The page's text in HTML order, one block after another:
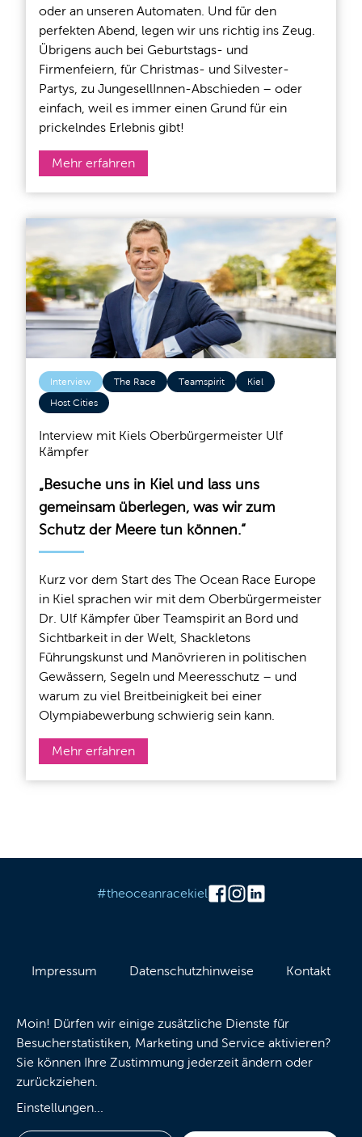
oder an unseren Automaten. Und für den
perfekten Abend, legen wir uns richtig ins Zeug.
Übrigens auch bei Geburtstags- und
Firmenfeiern, für Christmas- und Silvester-
Partys, zu JungesellInnen-Abschieden – oder
einfach, weil es immer einen Grund für ein
prickelndes Erlebnis gibt!
Mehr erfahren
Interview The Race Teamspirit
Kiel
Host Cities
Interview mit Kiels Oberbürgermeister Ulf
Kämpfer
„Besuche uns in Kiel und lass uns
gemeinsam überlegen, was wir zum
Schutz der Meere tun können.“
Kurz vor dem Start des The Ocean Race Europe
in Kiel sprachen wir mit dem Oberbürgermeister
Dr. Ulf Kämpfer über Teamspirit an Bord und
Sichtbarkeit in der Welt, Shackletons
Führungskunst und Manövrieren in politischen
Gewässern, Segeln und Meeresschutz – und
warum zu viel Breitbeinigkeit bei einer
Olympiabewerbung schwierig sein kann.
Mehr erfahren
#theoceanracekiel
Impressum Datenschutzhinweise Kontakt
Moin! Dürfen wir einige zusätzliche Dienste für
Besucherstatistiken, Marketing und Service aktivieren?
Sie können Ihre Zustimmung jederzeit ändern oder
zurückziehen.
Einstellungen